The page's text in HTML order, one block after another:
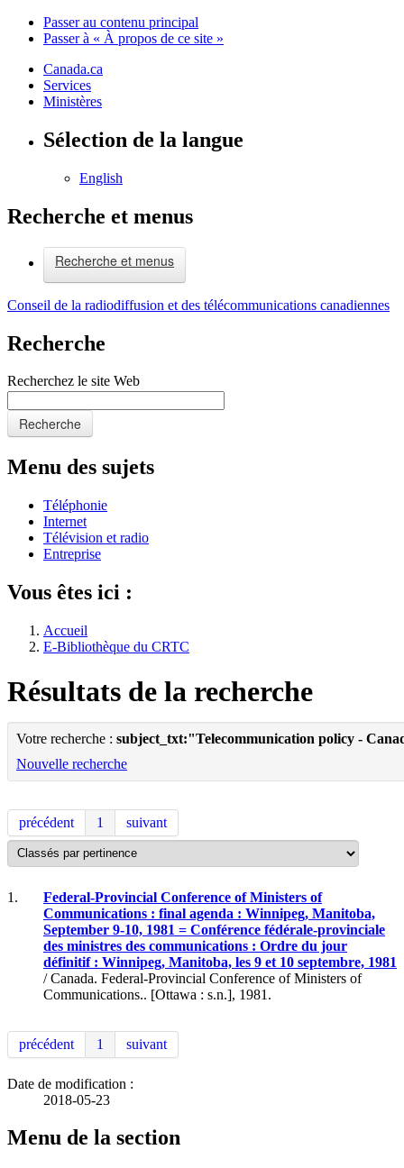
Passer au contenu principal
Passer à « À propos de ce site »
Canada.ca
Services
Ministères
Sélection de la langue
English
Recherche et menus
Recherche et menus
Conseil de la radiodiffusion et des télécommunications canadiennes
Recherche
Recherchez le site Web
Recherche
Menu des sujets
Téléphonie
Internet
Télévision et radio
Entreprise
Vous êtes ici :
Accueil
E-Bibliothèque du CRTC
Résultats de la recherche
Votre recherche : subject_txt:"Telecommunication policy -
Nouvelle recherche
précédent 1 suivant
1.
Federal-Provincial Conference of Ministers of
Communications : final agenda : Winnipeg, Manitoba,
September 9-10, 1981 = Conférence fédérale-provinciale
des ministres des communications : Ordre du jour
définitif : Winnipeg, Manitoba, les 9 et 10 septembre, 1981
/ Canada. Federal-Provincial Conference of Ministers of
Communications.. [Ottawa : s.n.], 1981.
précédent 1 suivant
Date de modification :
2018-05-23
Menu de la section